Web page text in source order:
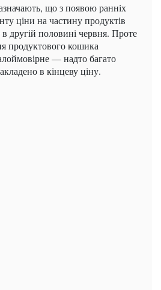
що з появою ранніх
ціни на частину продуктів
другій половині червня. Проте
продуктового кошика
— надто багато
в кінцеву ціну.